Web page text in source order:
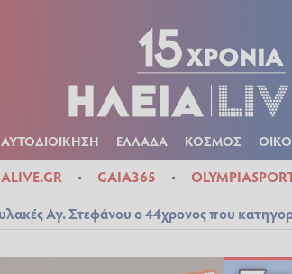
ΑΥΤΟΔΙΟΙΚΗΣΗ ΕΛΛΑΔΑ ΚΟΣΜΟΣ
GAIA365
Αγ. Στεφάνου ο 44χρονος που